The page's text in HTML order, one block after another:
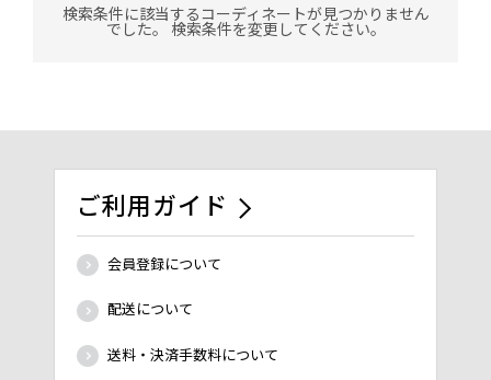
検索条件に該当するコーディネートが見つかりません
でした。 検索条件を変更してください。
ご利用ガイド
会員登録について
配送について
送料・決済手数料について